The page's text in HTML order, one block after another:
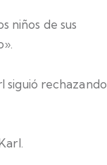
niños de sus
siguió rechazando